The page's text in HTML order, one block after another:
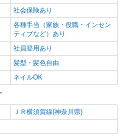
社会保険あり
各種手当（家族・役職・インセン
ティブなど）あり
社員登用あり
髪型・髪色自由
ネイルOK
ＪＲ横須賀線(神奈川県)